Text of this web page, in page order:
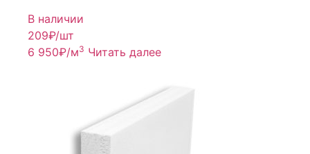
В наличии
209₽/шт
6 950₽/м3 Читать далее